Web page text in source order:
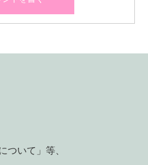
ついて」等、